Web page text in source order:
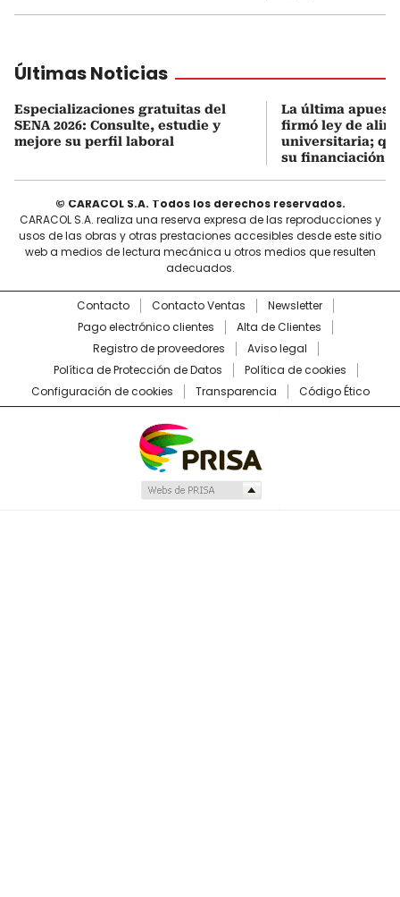
Últimas Noticias
Especializaciones gratuitas del
SENA 2026: Consulte, estudie y
mejore su perfil laboral
La última
firmó ley de
universitaria;
su financiación
© CARACOL S.A. Todos los derechos reservados.
CARACOL S.A. realiza una reserva expresa de las reproducciones y
usos de las obras y otras prestaciones accesibles desde este sitio
web a medios de lectura mecánica u otros medios que resulten
adecuados.
Contacto Contacto Ventas
Newsletter
Pago electrónico clientes
Alta de Clientes
Registro de proveedores
Aviso legal
Política de Protección de Datos
Política de cookies
Configuración de cookies
Transparencia Código Ético